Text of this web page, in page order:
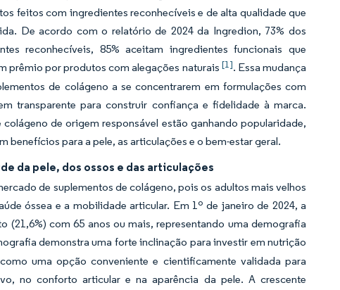
feitos com ingredientes reconhecíveis e de alta qualidade que
De acordo com o relatório de 2024 da Ingredion, 73% dos
reconhecíveis, 85% aceitam ingredientes funcionais que
prêmio por produtos com alegações naturais [1]. Essa mudança
de colágeno a se concentrarem em formulações com
transparente para construir confiança e fidelidade à marca.
de origem responsável estão ganhando popularidade,
para a pele, as articulações e o bem-estar geral.
da pele, dos ossos e das articulações
de suplementos de colágeno, pois os adultos mais velhos
óssea e a mobilidade articular. Em 1º de janeiro de 2024, a
com 65 anos ou mais, representando uma demografia
demonstra uma forte inclinação para investir em nutrição
uma opção conveniente e cientificamente validada para
no conforto articular e na aparência da pele. A crescente